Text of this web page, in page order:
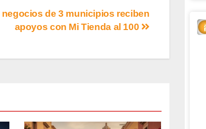
negocios de 3 municipios reciben
apoyos con Mi Tienda al 100